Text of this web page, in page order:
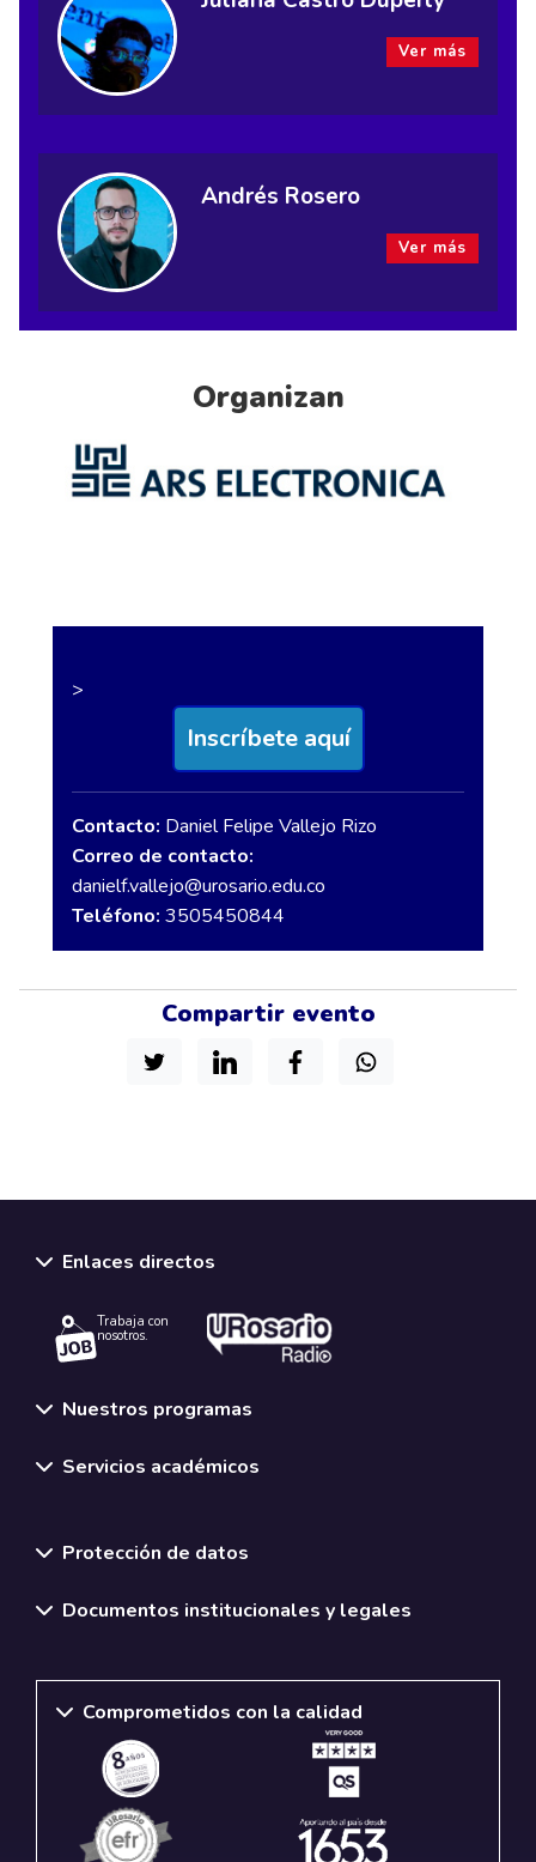
>
Inscríbete aquí
Contacto: Daniel Felipe Vallejo Rizo
Correo de contacto:
danielf.vallejo@urosario.edu.co
Teléfono: 3505450844
Compartir evento
Ver más
Andrés Rosero
Ver más
Organizan
Enlaces directos
Trabaja con
nosotros.
Nuestros programas
Servicios académicos
Protección de datos
Documentos institucionales y legales
Comprometidos con la calidad